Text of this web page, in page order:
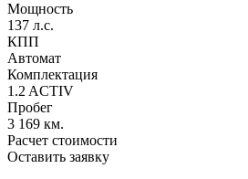
Мощность
137 л.с.
КПП
Автомат
Комплектация
1.2 ACTIV
Пробег
3 169 км.
Расчет стоимости
Оставить заявку